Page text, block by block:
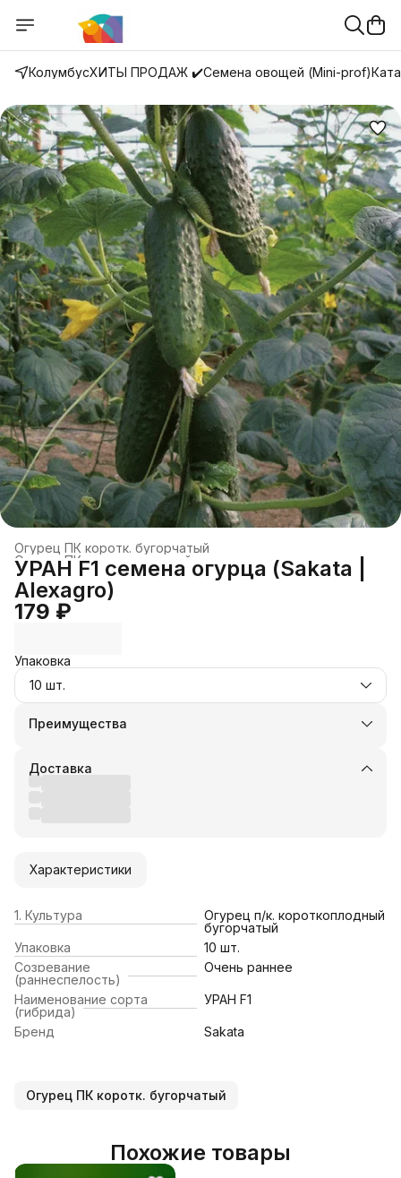
КолумбусХИТЫ ПРОДАЖ ✔️Семена овощей (Mini-prof)
Огурец ПК коротк. бугорчатый
Огурец ПК короткоплодный
Огурец партенокарпический
Огурец ›
КУЛЬТУРЫ ОВОЩЕЙ
›
Главная ›
УРАН F1 семена огурца (Sakata |
Alexagro)
179 ₽
Упаковка
10 шт.
Преимущества
Оплата частями в Сплит
Удобный возврат
Доставка
Характеристики
1. Культура
Огурец п/к. короткоплодный
бугорчатый
Упаковка
10 шт.
Созревание
(раннеспелость)
Очень раннее
Наименование сорта
(гибрида)
УРАН F1
Бренд Sakata
Огурец ПК коротк. бугорчатый
Похожие товары